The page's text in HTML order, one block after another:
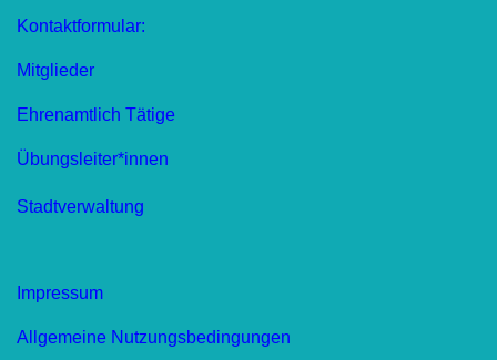
Kontaktformular:
Mitglieder
Ehrenamtlich Tätige
Übungsleiter*innen
Stadtverwaltung
Impressum
Allgemeine Nutzungsbedingungen